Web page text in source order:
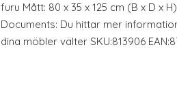
furu Mått: 80 x 35 x 125 cm (B x D x
Documents: Du hittar mer
dina möbler välter SKU:813906